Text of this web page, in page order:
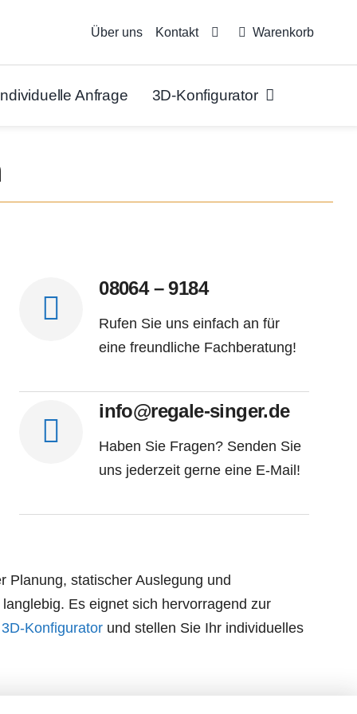
Über uns Kontakt Warenkorb
Anfrage 3D-Konfigurator
08064 – 9184
Rufen Sie uns einfach an für
eine freundliche Fachberatung!
info@regale-singer.de
Haben Sie Fragen? Senden Sie
uns jederzeit gerne eine E-Mail!
Planung, statischer Auslegung und
Es eignet sich hervorragend zur
3D-Konfiguratorund stellen Sie Ihr individuelles